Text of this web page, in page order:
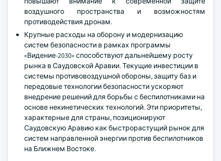
воздушного пространства и возможностям
противодействия дронам.
Крупные расходы на оборону и модернизацию
систем безопасности в рамках программы
«Видение-2030» способствуют дальнейшему росту
рынка в Саудовской Аравии. Текущие инвестиции в
системы противовоздушной обороны, защиту баз и
передовые технологии безопасности ускоряют
внедрение решений для борьбы с беспилотниками на
основе некинетических технологий. Эти приоритеты,
характерные для страны, позиционируют
Саудовскую Аравию как быстрорастущий рынок для
систем направленной энергии против беспилотников
на Ближнем Востоке.